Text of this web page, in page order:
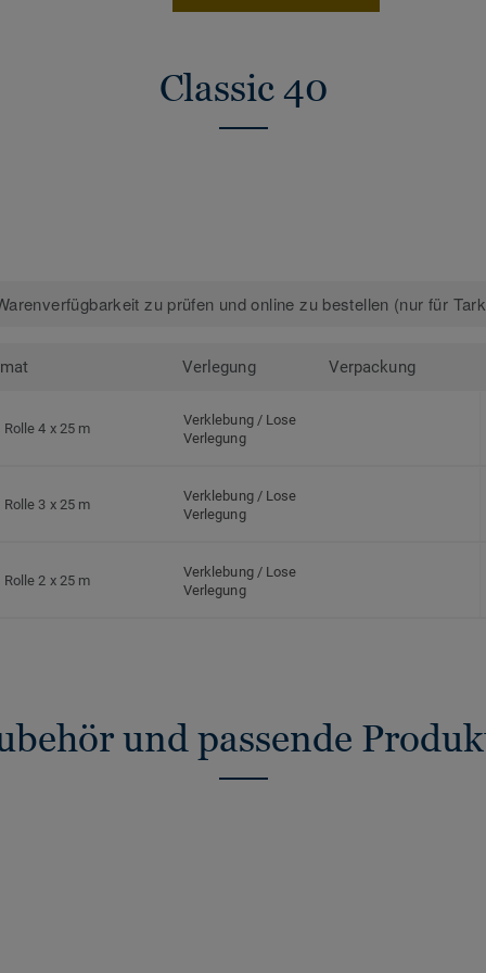
Classic 40
zu prüfen und online zu bestellen (nur für
Verlegung Verpackung
Rolle 4 x 25 m
Verklebung / Lose
Verlegung
Rolle 3 x 25 m
Verklebung / Lose
Verlegung
Rolle 2 x 25 m
Verklebung / Lose
Verlegung
und passende